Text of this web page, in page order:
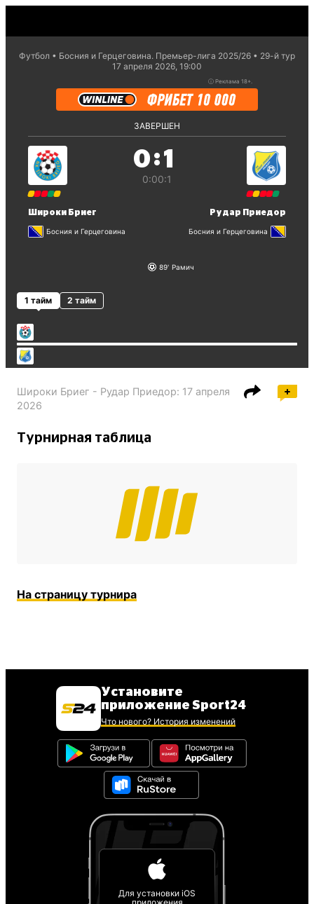
Футбол Босния и Герцеговина. Премьер-лига 2025/26
29-й тур
17 апреля 2026, 19:00
ⓘ Реклама 18+.
ЗАВЕРШЕН
Широки Бриег
Босния и Герцеговина
0:1
0:00:1
Рудар Приедор
Босния и Герцеговина
89 Рамич
1 тайм 2 тайм
Широки Бриег - Рудар Приедор: 17 апреля
2026
Турнирная таблица
На страницу турнира
Установите
приложение Sport24
Что нового? История изменений
Для установки iOS